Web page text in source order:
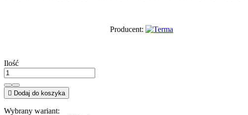
Producent:
Ilość
 Dodaj do koszyka
Wybrany wariant: